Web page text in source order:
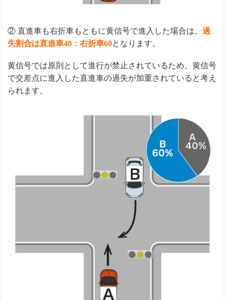
② 直進車も右折車もともに黄信号で進入した場合は、 過
失割合は直進車40：右折車60となります。
黄信号では原則として進行が禁止されているため、黄信号
で交差点に進入した直進車の過失が加重されていると考え
られます。